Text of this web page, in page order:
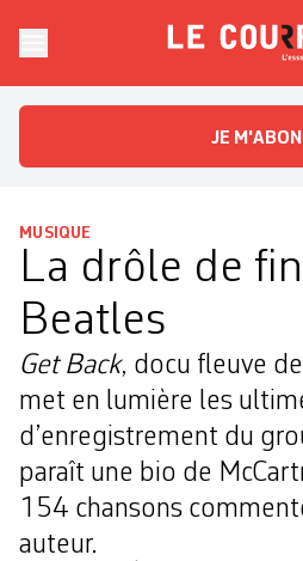
Le
JE
MUSIQUE
La drôle de
Beatles
Get Back, docu fleuve
met en lumière les
d’enregistrement du
paraît une bio de
154 chansons
auteur.